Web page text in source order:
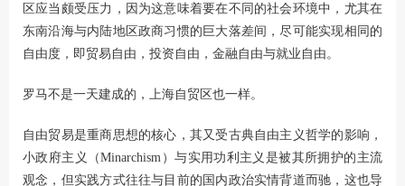
区应当颇受压力，因为这意味着要在不同的社会环境中，尤其在
东南沿海与内陆地区政商习惯的巨大落差间，尽可能实现相同的
自由度，即贸易自由，投资自由，金融自由与就业自由。
罗马不是一天建成的，上海自贸区也一样。
自由贸易是重商思想的核心，其又受古典自由主义哲学的影响，
小政府主义（Minarchism）与实用功利主义是被其所拥护的主流
观念，但实践方式往往与目前的国内政治实情背道而驰，这也导